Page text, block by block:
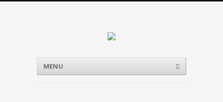
Menu
Skip to content
MENU